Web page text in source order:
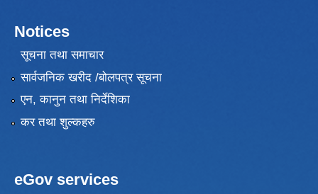
Notices
सूचना तथा समाचार
सार्वजनिक खरीद /बोलपत्र सूचना
एन, कानुन तथा निर्देशिका
कर तथा शुल्कहरु
eGov services